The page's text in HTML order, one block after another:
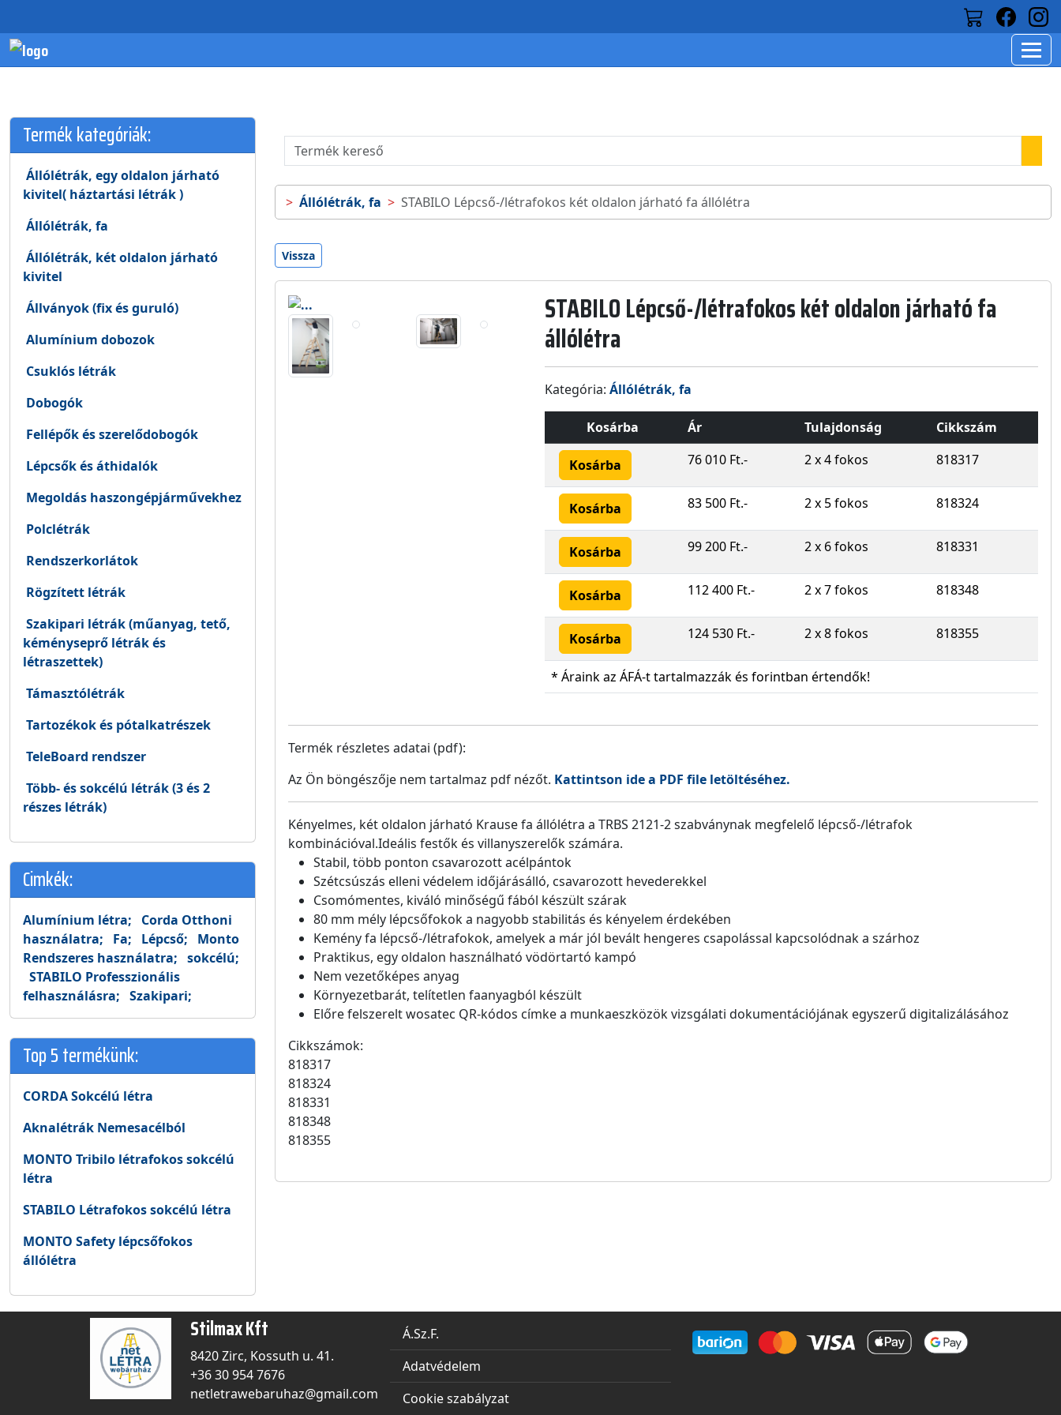
Termék kategóriák:
Állólétrák, egy oldalon járható
kivitel( háztartási létrák )
Állólétrák, fa
Állólétrák, két oldalon járható
kivitel
Állványok (fix és guruló)
Alumínium dobozok
Csuklós létrák
Dobogók
Fellépők és szerelődobogók
Lépcsők és áthidalók
Megoldás haszongépjárművekhez
Polclétrák
Rendszerkorlátok
Rögzített létrák
Szakipari létrák (műanyag, tető,
kéményseprő létrák és
létraszettek)
Támasztólétrák
Tartozékok és pótalkatrészek
TeleBoard rendszer
Több- és sokcélú létrák (3 és 2
részes létrák)
Cimkék:
Alumínium létra;
Corda Otthoni
használatra;
Fa; Lépcső;
Monto
Rendszeres használatra; sokcélú;
STABILO Professzionális
felhasználásra; Szakipari;
Top 5 termékünk:
CORDA Sokcélú létra
Aknalétrák Nemesacélból
MONTO Tribilo létrafokos sokcélú
létra
STABILO Létrafokos sokcélú létra
MONTO Safety lépcsőfokos
állólétra
Állólétrák, fa STABILO Lépcső-/létrafokos két oldalon járható fa állólétra
Vissza
STABILO Lépcső-/létrafokos két oldalon járható fa
állólétra
Kategória: Állólétrák, fa
Kosárba Ár Tulajdonság Cikkszám
Kosárba 76 010 Ft.- 2 x 4 fokos 818317
Kosárba 83 500 Ft.- 2 x 5 fokos 818324
Kosárba 99 200 Ft.- 2 x 6 fokos 818331
Kosárba 112 400 Ft.- 2 x 7 fokos 818348
Kosárba 124 530 Ft.- 2 x 8 fokos 818355
* Áraink az ÁFÁ-t tartalmazzák és forintban értendők!
Termék részletes adatai (pdf):
Az Ön böngészője nem tartalmaz pdf nézőt. Kattintson ide a PDF file letöltéséhez.
Kényelmes, két oldalon járható Krause fa állólétra a TRBS 2121-2 szabványnak megfelelő lépcső-/létrafok
kombinációval.Ideális festők és villanyszerelők számára.
Stabil, több ponton csavarozott acélpántok
Szétcsúszás elleni védelem időjárásálló, csavarozott hevederekkel
Csomómentes, kiváló minőségű fából készült szárak
80 mm mély lépcsőfokok a nagyobb stabilitás és kényelem érdekében
Kemény fa lépcső-/létrafokok, amelyek a már jól bevált hengeres csapolással kapcsolódnak a szárhoz
Praktikus, egy oldalon használható vödörtartó kampó
Nem vezetőképes anyag
Környezetbarát, telítetlen faanyagból készült
Előre felszerelt wosatec QR-kódos címke a munkaeszközök vizsgálati dokumentációjának egyszerű digitalizálásához
Cikkszámok:
818317
818324
818331
818348
818355
Stilmax Kft
8420 Zirc, Kossuth u. 41.
+36 30 954 7676
netletrawebaruhaz@gmail.com
Á.Sz.F.
Adatvédelem
Cookie szabályzat